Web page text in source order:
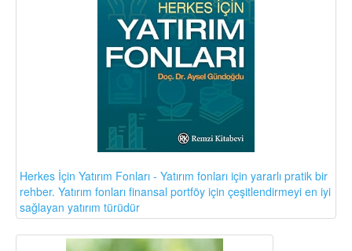
Herkes İçin Yatırım Fonları - Yatırım fonları için yararlı pratik bir
rehber. Yatırım fonları finansal portföy için çeşitlendirmeyi en iyi
sağlayan yatırım türüdür